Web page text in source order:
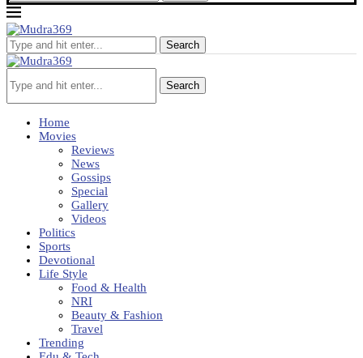
Search
Search
Home
Movies
Reviews
News
Gossips
Special
Gallery
Videos
Politics
Sports
Devotional
Life Style
Food & Health
NRI
Beauty & Fashion
Travel
Trending